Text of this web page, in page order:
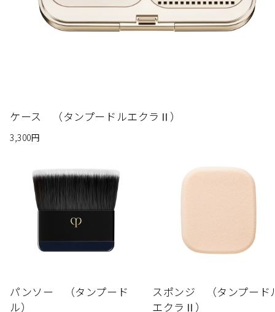
ケース （タンプードルエクラⅡ）
3,300円
パンソー （タンプード
ル）
スポンジ （タンプード
エクラⅡ）